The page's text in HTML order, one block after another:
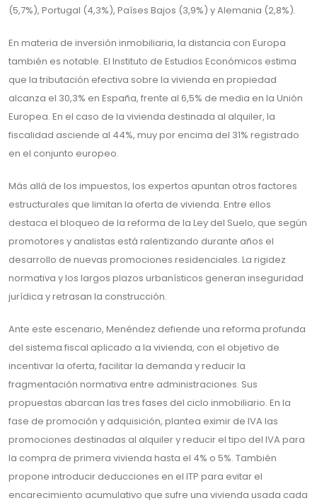
(5,7%), Portugal (4,3%), Países Bajos (3,9%) y Alemania (2,8%).
En materia de inversión inmobiliaria, la distancia con Europa
también es notable. El Instituto de Estudios Económicos estima
que la tributación efectiva sobre la vivienda en propiedad
alcanza el 30,3% en España, frente al 6,5% de media en la Unión
Europea. En el caso de la vivienda destinada al alquiler, la
fiscalidad asciende al 44%, muy por encima del 31% registrado
en el conjunto europeo.
Más allá de los impuestos, los expertos apuntan otros factores
estructurales que limitan la oferta de vivienda. Entre ellos
destaca el bloqueo de la reforma de la Ley del Suelo, que según
promotores y analistas está ralentizando durante años el
desarrollo de nuevas promociones residenciales. La rigidez
normativa y los largos plazos urbanísticos generan inseguridad
jurídica y retrasan la construcción.
Ante este escenario, Menéndez defiende una reforma profunda
del sistema fiscal aplicado a la vivienda, con el objetivo de
incentivar la oferta, facilitar la demanda y reducir la
fragmentación normativa entre administraciones. Sus
propuestas abarcan las tres fases del ciclo inmobiliario. En la
fase de promoción y adquisición, plantea eximir de IVA las
promociones destinadas al alquiler y reducir el tipo del IVA para
la compra de primera vivienda hasta el 4% o 5%. También
propone introducir deducciones en el ITP para evitar el
encarecimiento acumulativo que sufre una vivienda usada cada